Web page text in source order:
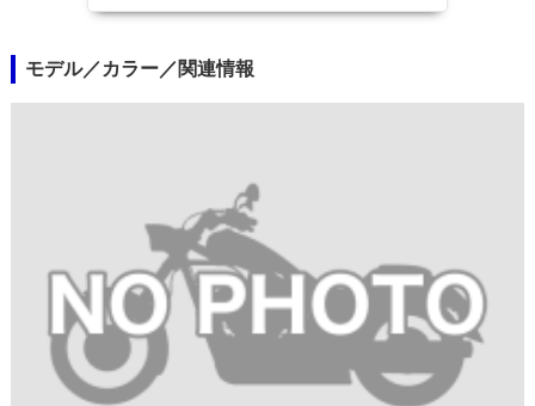
モデル／カラー／関連情報